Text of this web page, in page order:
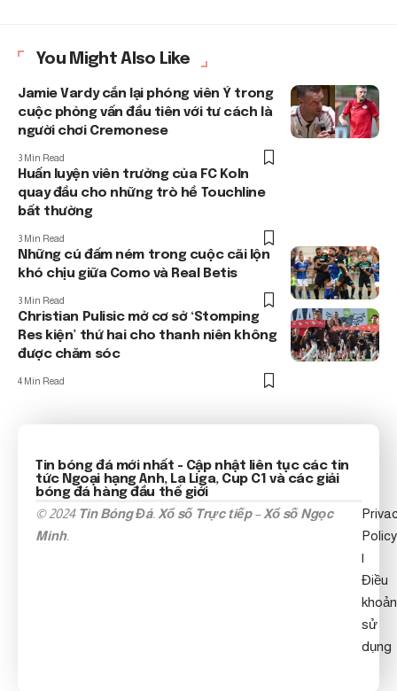
You Might Also Like
Jamie Vardy cắn lại phóng viên Ý trong
cuộc phỏng vấn đầu tiên với tư cách là
người chơi Cremonese
3 Min Read
Huấn luyện viên trưởng của FC Koln
quay đầu cho những trò hề Touchline
bất thường
3 Min Read
Những cú đấm ném trong cuộc cãi lộn
khó chịu giữa Como và Real Betis
3 Min Read
Christian Pulisic mở cơ sở ‘Stomping
Res kiện’ thứ hai cho thanh niên không
được chăm sóc
4 Min Read
Tin bóng đá mới nhất - Cập nhật liên tục các tin
tức Ngoại hạng Anh, La Liga, Cup C1 và các giải
bóng đá hàng đầu thế giới
© 2024 Tin Bóng Đá. Xổ số Trực tiếp–Xổ số Ngọc
Minh.
Policy
|
Điều
khoản
sử
dụng